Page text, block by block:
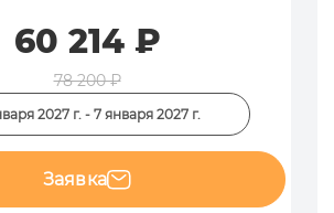
60 214 ₽
78 200 ₽
2027 г. - 7 января 2027 г.
Заявка